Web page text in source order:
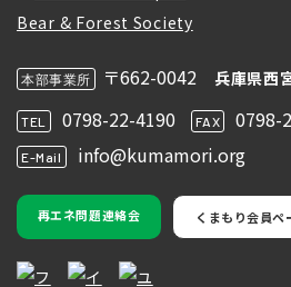
本部事業所 〒662-0042 兵庫県西
TEL 0798-22-4190 FAX 0798-
E-Mail info@kumamori.org
再エネ問題連絡会 くまもり会員ペ